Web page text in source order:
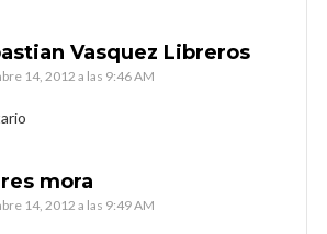
Vasquez Libreros
14, 2012 a las 9:46 AM
mora
14, 2012 a las 9:49 AM